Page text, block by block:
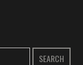
SEARCH